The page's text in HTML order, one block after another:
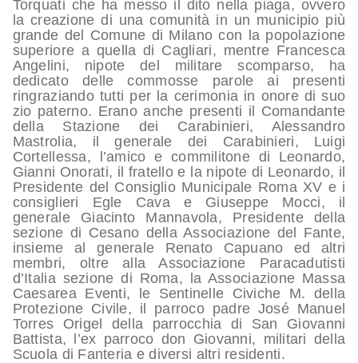
Torquati che ha messo il dito nella piaga, ovvero
la creazione di una comunità in un municipio più
grande del Comune di Milano con la popolazione
superiore a quella di Cagliari, mentre Francesca
Angelini, nipote del militare scomparso, ha
dedicato delle commosse parole ai presenti
ringraziando tutti per la cerimonia in onore di suo
zio paterno. Erano anche presenti il Comandante
della Stazione dei Carabinieri, Alessandro
Mastrolia, il generale dei Carabinieri, Luigi
Cortellessa, l’amico e commilitone di Leonardo,
Gianni Onorati, il fratello e la nipote di Leonardo, il
Presidente del Consiglio Municipale Roma XV e i
consiglieri Egle Cava e Giuseppe Mocci, il
generale Giacinto Mannavola, Presidente della
sezione di Cesano della Associazione del Fante,
insieme al generale Renato Capuano ed altri
membri, oltre alla Associazione Paracadutisti
d’Italia sezione di Roma, la Associazione Massa
Caesarea Eventi, le Sentinelle Civiche M. della
Protezione Civile, il parroco padre José Manuel
Torres Origel della parrocchia di San Giovanni
Battista, l’ex parroco don Giovanni, militari della
Scuola di Fanteria e diversi altri residenti.